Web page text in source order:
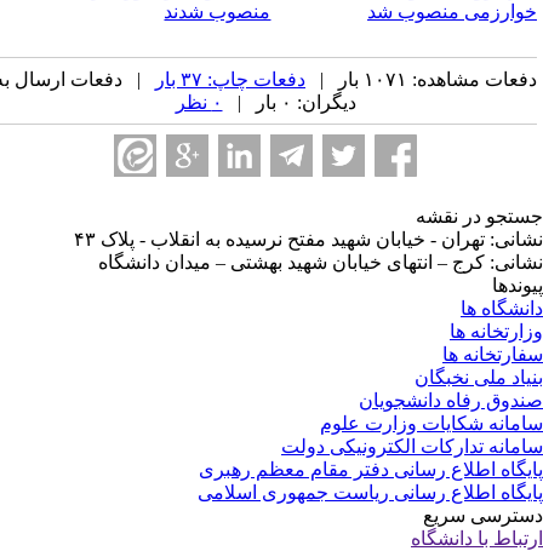
منصوب شد
منصوب شدند
مشاهده: ۱۰۷۱ بار | دفعات چاپ: ۳۷ بار
| دفعات ارسال به
دیگران: ۰ بار |
در نقشه
تهران - خیابان شهید مفتح نرسیده به انقلاب - پلاک ۴۳
کرج – انتهای خیابان شهید بهشتی – میدان دانشگاه
ها
ها
ها
ملی نخبگان
رفاه دانشجویان
شکایات وزارت علوم
تدارکات الکترونیکی دولت
اطلاع رسانی دفتر مقام معظم رهبری
اطلاع رسانی ریاست جمهوری اسلامی
سریع
با دانشگاه